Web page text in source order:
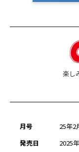
楽し
月号
25年2
発売日
2025